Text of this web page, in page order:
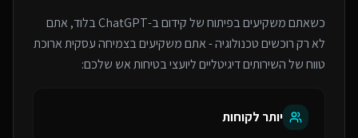
כשאתם משקיעים בפיתוח שלקידום ב-ChatGPT בלוד, אתם
לא רק רוכשים טכנולוגיה - אתם משקיעים בצמיחה עסקית ארוכת
טווח של השירותים דיגיטליים ליועצי בטיחות אש שלכם:
יותר לקוחות